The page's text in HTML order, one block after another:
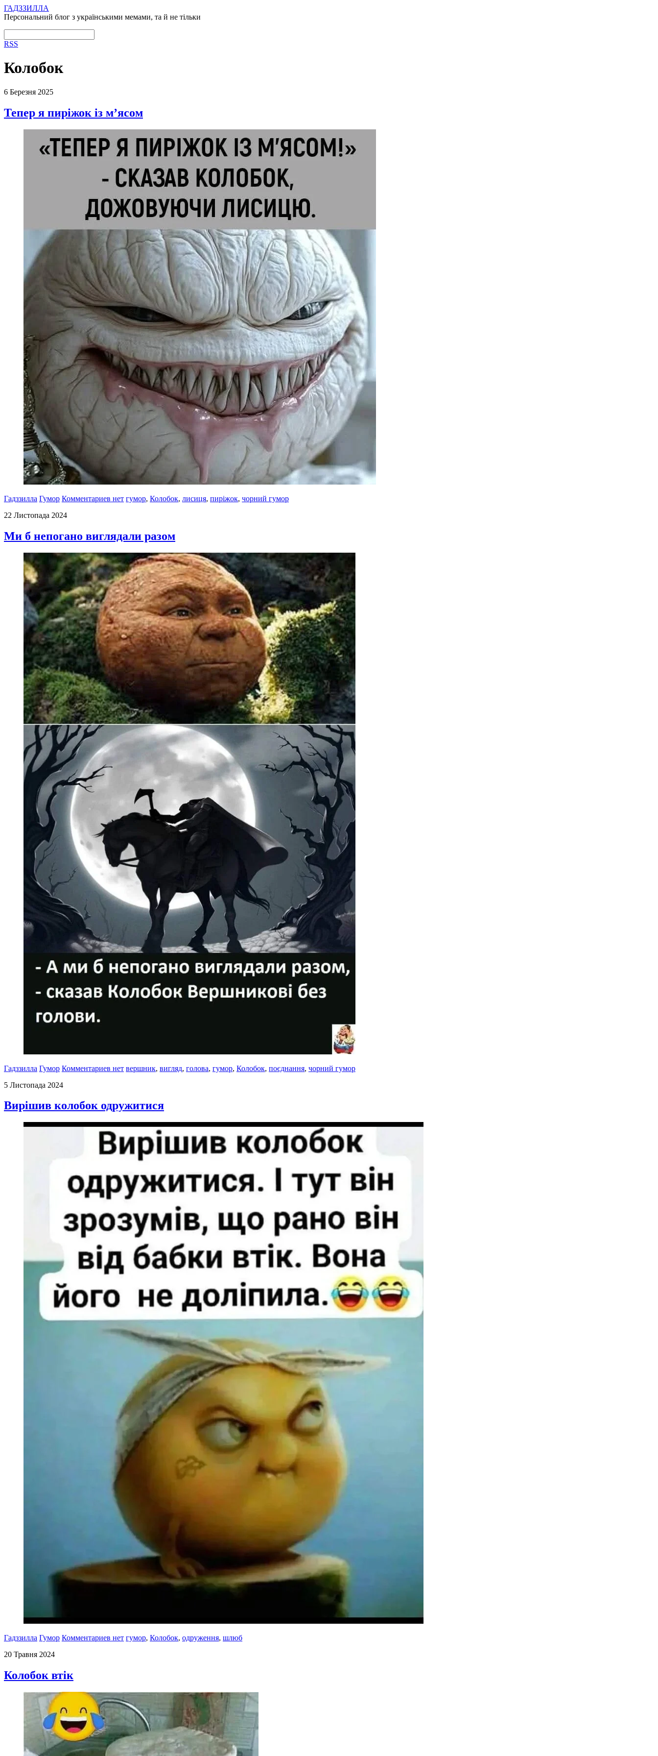
ГАДЗЗИЛЛА
Персональний блог з українськими мемами, та й не тільки
RSS
Колобок
6 Березня 2025
Тепер я пиріжок із м’ясом
Гадззилла Гумор Комментариев нет гумор, Колобок, лисиця, пиріжок, чорний гумор
22 Листопада 2024
Ми б непогано виглядали разом
Гадззилла Гумор Комментариев нет вершник, вигляд, голова, гумор, Колобок, поєднання, чорний гумор
5 Листопада 2024
Вирішив колобок одружитися
Гадззилла Гумор Комментариев нет гумор, Колобок, одруження, шлюб
20 Травня 2024
Колобок втік